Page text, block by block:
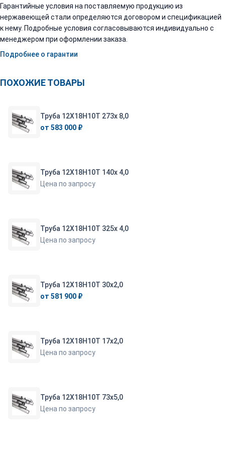
Гарантийные условия на поставляемую продукцию из
нержавеющей стали определяются договором и спецификацией
к нему. Подробные условия согласовываются индивидуально с
менеджером при оформлении заказа.
Подробнее о гарантии
ПОХОЖИЕ ТОВАРЫ
Труба 12Х18Н10Т 273х 8,0
от 583 000 ₽
Труба 12Х18Н10Т 140х 4,0
Цена по запросу
Труба 12Х18Н10Т 325х 4,0
Цена по запросу
Труба 12Х18Н10Т 30х2,0
от 581 900 ₽
Труба 12Х18Н10Т 17х2,0
Цена по запросу
Труба 12Х18Н10Т 73х5,0
Цена по запросу